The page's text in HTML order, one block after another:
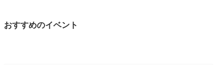
おすすめのイベント